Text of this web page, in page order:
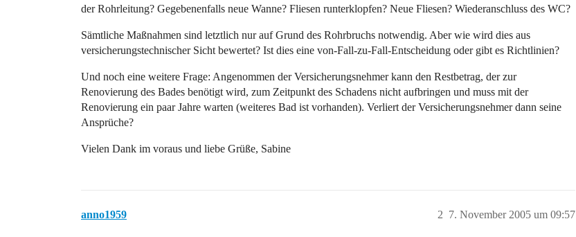
der Rohrleitung? Gegebenenfalls neue Wanne? Fliesen runterklopfen? Neue Fliesen? Wiederanschluss des WC?
Sämtliche Maßnahmen sind letztlich nur auf Grund des Rohrbruchs notwendig. Aber wie wird dies aus
versicherungstechnischer Sicht bewertet? Ist dies eine von-Fall-zu-Fall-Entscheidung oder gibt es Richtlinien?
Und noch eine weitere Frage: Angenommen der Versicherungsnehmer kann den Restbetrag, der zur
Renovierung des Bades benötigt wird, zum Zeitpunkt des Schadens nicht aufbringen und muss mit der
Renovierung ein paar Jahre warten (weiteres Bad ist vorhanden). Verliert der Versicherungsnehmer dann seine
Ansprüche?
Vielen Dank im voraus und liebe Grüße, Sabine
anno1959 7. November 2005 um 09:57
2